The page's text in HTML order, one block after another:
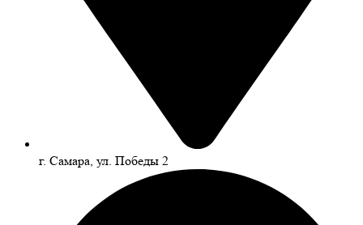
г. Самара, ул. Победы 2